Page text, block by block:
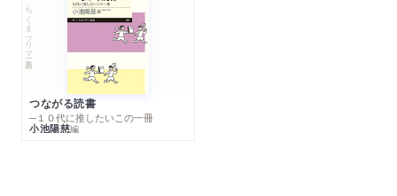
ちくまプリマー新書
つながる読書
─１０代に推したいこの一冊
小池陽慈編